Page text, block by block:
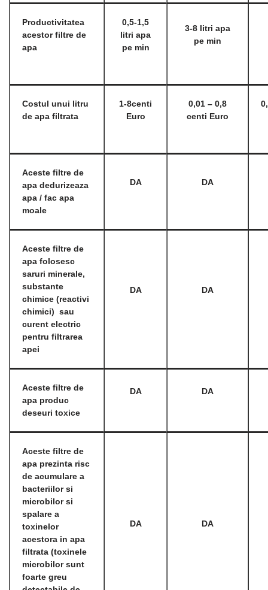
Productivitatea
acestor filtre de
apa
0,5-1,5
litri apa
pe min
3-8 litri apa
pe min
Costul unui litru
de apa filtrata
1-8centi
Euro
0,01 – 0,8
centi Euro
Aceste filtre de
apa dedurizeaza
apa / fac apa
moale
DA DA
Aceste filtre de
apa folosesc
saruri minerale,
substante
chimice (reactivi
chimici) sau
curent electric
pentru filtrarea
apei
DA DA
Aceste filtre de
apa produc
deseuri toxice
DA DA
Aceste filtre de
apa prezinta risc
de acumulare a
bacteriilor si
microbilor si
spalare a
toxinelor
acestora in apa
filtrata (toxinele
microbilor sunt
foarte greu
DA DA